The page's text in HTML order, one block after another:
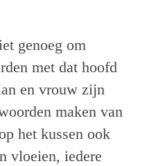
genoeg om
met dat hoofd
en vrouw zijn
maken van
het kussen ook
vloeien, iedere